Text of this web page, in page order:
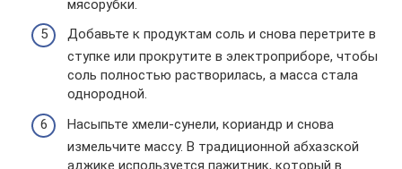
мясорубки.
Добавьте к продуктам соль и снова перетрите в
ступке или прокрутите в электроприборе, чтобы
соль полностью растворилась, а масса стала
однородной.
Насыпьте хмели-сунели, кориандр и снова
измельчите массу. В традиционной абхазской
аджике используется пажитник, который в